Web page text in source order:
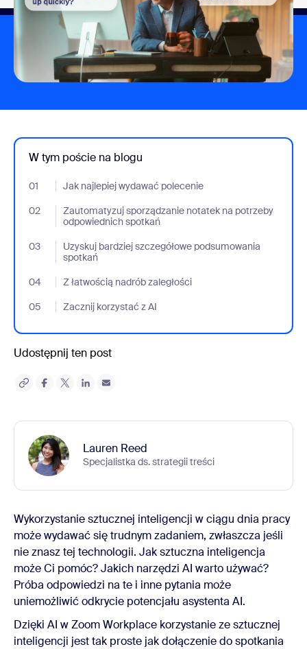
W tym poście na blogu
01 Jak najlepiej wydawać polecenie
- Jumplink to Jak najlepiej wydawać polecenie
02
Zautomatyzuj sporządzanie notatek na potrzeby
odpowiednich spotkań
- Jumplink to Zautomatyzuj sporządzanie notatek na potrzeby
03
Uzyskuj bardziej szczegółowe podsumowania
spotkań
- Jumplink to Uzyskuj bardziej szczegółowe podsumowania
04 Z łatwością nadrób zaległości
- Jumplink to Z łatwością nadrób zaległości
05
Zacznij korzystać z AI
- Jumplink to Zacznij korzystać z AI
Udostępnij ten post
Lauren Reed
Specjalistka ds. strategii treści
Wykorzystanie sztucznej inteligencji w ciągu dnia pracy
może wydawać się trudnym zadaniem, zwłaszcza jeśli
nie znasz tej technologii. Jak sztuczna inteligencja
może Ci pomóc? Jakich narzędzi AI warto używać?
Próba odpowiedzi na te i inne pytania może
uniemożliwić odkrycie potencjału asystenta AI.
Dzięki AI w Zoom Workplace korzystanie ze sztucznej
inteligencji jest tak proste jak dołączenie do spotkania